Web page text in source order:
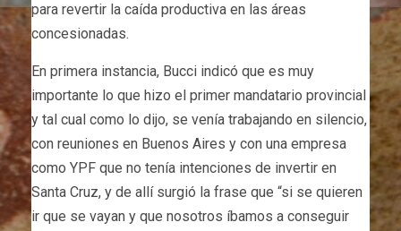
para revertir la caída productiva en las áreas
concesionadas.
En primera instancia, Bucci indicó que es muy
importante lo que hizo el primer mandatario provincial
y tal cual como lo dijo, se venía trabajando en silencio,
con reuniones en Buenos Aires y con una empresa
como YPF que no tenía intenciones de invertir en
Santa Cruz, y de allí surgió la frase que “si se quieren
ir que se vayan y que nosotros íbamos a conseguir